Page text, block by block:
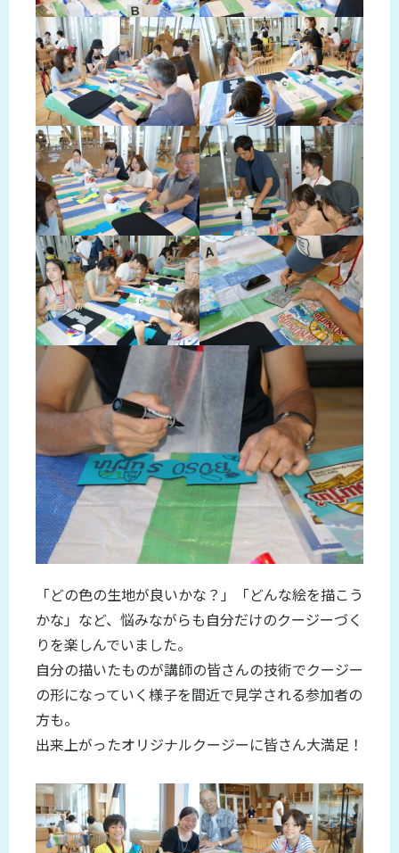
「どの色の生地が良いかな？」「どんな絵を描こう
かな」など、悩みながらも自分だけのクージーづく
りを楽しんでいました。
自分の描いたものが講師の皆さんの技術でクージー
の形になっていく様子を間近で見学される参加者の
方も。
出来上がったオリジナルクージーに皆さん大満足！